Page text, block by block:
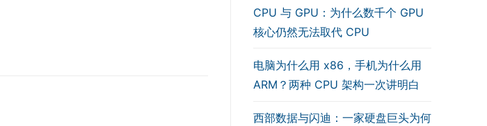
CPU 与 GPU：为什么数千个 GPU
核心仍然无法取代 CPU
电脑为什么用 x86，手机为什么用
ARM？两种 CPU 架构一次讲明白
西部数据与闪迪：一家硬盘巨头为何